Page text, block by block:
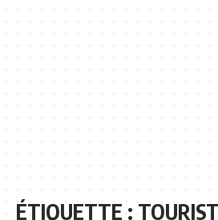
ÉTIQUETTE :